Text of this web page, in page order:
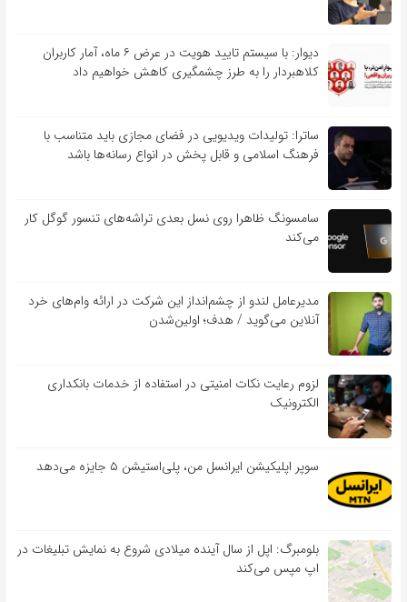
دیوار: با سیستم تایید هویت در عرض ۶ ماه، آمار کاربران
کلاهبردار را به طرز چشمگیری کاهش خواهیم داد
ساترا: تولیدات ویدیویی در فضای مجازی باید متناسب با
فرهنگ اسلامی و قابل پخش در انواع رسانه‌ها باشد
سامسونگ ظاهرا روی نسل بعدی تراشه‌های تنسور گوگل کار
می‌کند
مدیرعامل لندو از چشم‌انداز این شرکت در ارائه وام‌های خرد
آنلاین می‌گوید / هدف؛ اولین‌شدن
لزوم رعایت نکات امنیتی در استفاده از خدمات بانکداری
الکترونیک
سوپر اپلیکیشن ایرانسل من، پلی‌استیشن ۵ جایزه می‌دهد
بلومبرگ: اپل از سال آینده میلادی شروع به نمایش تبلیغات در
اپ مپس می‌کند